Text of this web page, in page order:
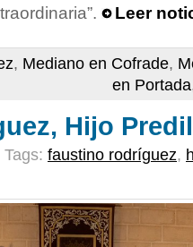
Leer
, Mediano en Cofrade,
en Portada
Hijo
Tags: faustino rodríguez,